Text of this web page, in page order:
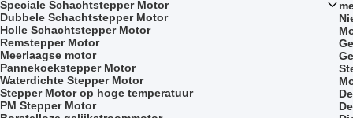
Speciale Schachtstepper Motor
Dubbele Schachtstepper Motor
Holle Schachtstepper Motor
Remstepper Motor
Meerlaagse motor
Pannekoekstepper Motor
Waterdichte Stepper Motor
Stepper Motor op hoge temperatuur
PM Stepper Motor